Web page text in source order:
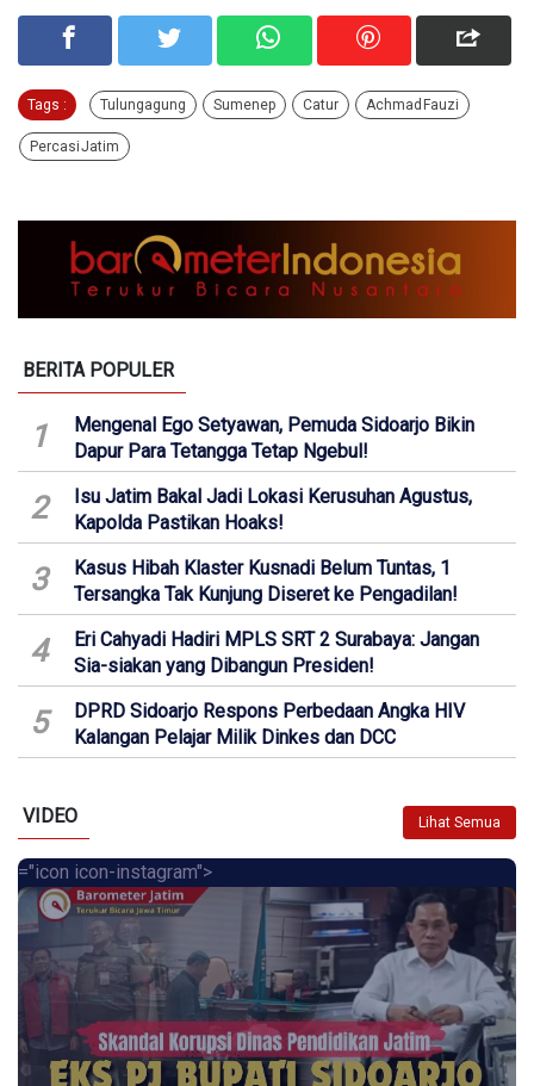
Tags : Tulungagung Sumenep Catur Achmad Fauzi
Percasi Jatim
BERITA POPULER
1
Mengenal Ego Setyawan, Pemuda Sidoarjo Bikin
Dapur Para Tetangga Tetap Ngebul!
2
Isu Jatim Bakal Jadi Lokasi Kerusuhan Agustus,
Kapolda Pastikan Hoaks!
3
Kasus Hibah Klaster Kusnadi Belum Tuntas, 1
Tersangka Tak Kunjung Diseret ke Pengadilan!
4
Eri Cahyadi Hadiri MPLS SRT 2 Surabaya: Jangan
Sia-siakan yang Dibangun Presiden!
5
DPRD Sidoarjo Respons Perbedaan Angka HIV
Kalangan Pelajar Milik Dinkes dan DCC
VIDEO Lihat Semua
="icon icon-instagram">